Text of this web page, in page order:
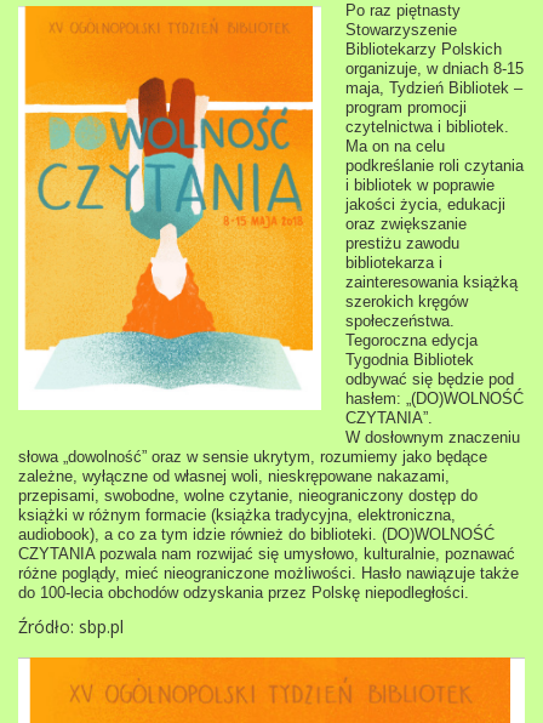
Po raz piętnasty
Stowarzyszenie
Bibliotekarzy Polskich
organizuje, w dniach 8-15
maja, Tydzień Bibliotek –
program promocji
czytelnictwa i bibliotek.
Ma on na celu
podkreślanie roli czytania
i bibliotek w poprawie
jakości życia, edukacji
oraz zwiększanie
prestiżu zawodu
bibliotekarza i
zainteresowania książką
szerokich kręgów
społeczeństwa.
Tegoroczna edycja
Tygodnia Bibliotek
odbywać się będzie pod
hasłem: „(DO)WOLNOŚĆ
CZYTANIA”.
W dosłownym znaczeniu
słowa „dowolność” oraz w sensie ukrytym, rozumiemy jako będące
zależne, wyłączne od własnej woli, nieskrępowane nakazami,
przepisami, swobodne, wolne czytanie, nieograniczony dostęp do
książki w różnym formacie (książka tradycyjna, elektroniczna,
audiobook), a co za tym idzie również do biblioteki. (DO)WOLNOŚĆ
CZYTANIA pozwala nam rozwijać się umysłowo, kulturalnie, poznawać
różne poglądy, mieć nieograniczone możliwości. Hasło nawiązuje także
do 100-lecia obchodów odzyskania przez Polskę niepodległości.
Źródło: sbp.pl